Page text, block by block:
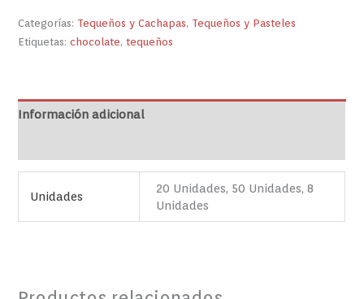
Categorías: Tequeños y Cachapas, Tequeños y Pasteles
Etiquetas:chocolate,tequeños
Información adicional
Unidades
20 Unidades, 50 Unidades, 8
Unidades